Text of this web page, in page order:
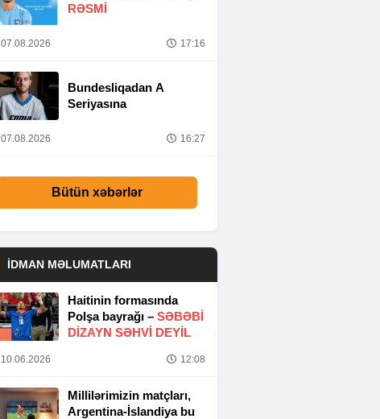
RƏSMİ
07.08.2026 17:16
Bundesliqadan A
Seriyasına
07.08.2026 16:27
Bütün xəbərlər
İDMAN MƏLUMATLARI
Haitinin formasında
Polşa bayrağı – SƏBƏBI
DIZAYN SƏHVI DEYIL
10.06.2026 12:08
Millilərimizin matçları,
Argentina-İslandiya bu